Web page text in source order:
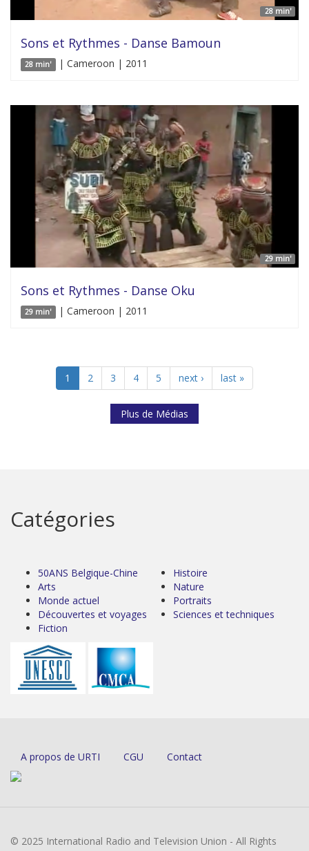
28 min'
Sons et Rythmes - Danse Bamoun
28 min' | Cameroon | 2011
29 min'
Sons et Rythmes - Danse Oku
29 min' | Cameroon | 2011
1 2 3 4 5 next › last »
Plus de Médias
Catégories
50ANS Belgique-Chine
Arts
Monde actuel
Découvertes et voyages
Fiction
Histoire
Nature
Portraits
Sciences et techniques
A propos de URTI CGU Contact
© 2025 International Radio and Television Union - All Rights